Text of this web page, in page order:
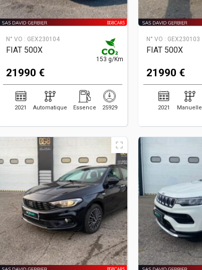
N° VO : GEX230104
FIAT 500X
153 g/Km
21990 €
2021 Automatique Essence 25929
N° VO : GEX230103
FIAT 500X
21990 €
2021 Manuelle